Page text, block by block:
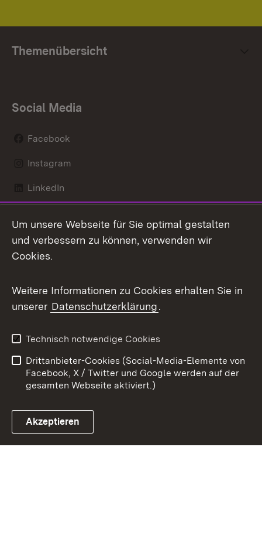
Themenübersicht
Social Media
Facebook
Instagram
LinkedIn
X / Twitter
Youtube
Link zum Landesportal
Kontakt
Datenschutz
Barrierefreiheit
Impressum
Cookies
Um unsere Webseite für Sie optimal gestalten
und verbessern zu können, verwenden wir
Cookies.
Weitere Informationen zu Cookies erhalten Sie in
unserer Datenschutzerklärung.
Technisch notwendige Cookies
Drittanbieter-Cookies (Social-Media-Elemente von
Facebook, X / Twitter und Google werden auf der
gesamten Webseite aktiviert.)
Akzeptieren